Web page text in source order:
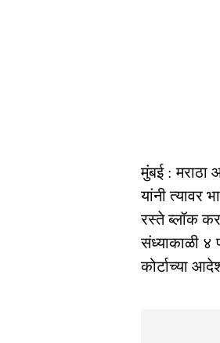
मुंबई : मराठा
यांनी त्यावर
रस्ते ब्लॉक
संध्याकाळी ४
कोर्टाच्या